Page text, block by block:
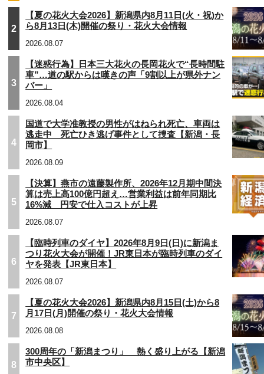
2
【夏の花火大会2026】新潟県内8月11日(火・祝)か
ら8月13日(木)開催の祭り・花火大会情報
2026.08.07
3
【迷惑行為】日本三大花火の長岡花火で“長時間駐
車”…道の駅からは嘆きの声「9割以上が県外ナン
バー」
2026.08.04
4
国道で大学准教授の男性がはねられ死亡、車両は
逃走中 死亡ひき逃げ事件として捜査【新潟・長
岡市】
2026.08.09
5
【決算】燕市の遠藤製作所、2026年12月期中間決
算は売上高100億円超え…営業利益は前年同期比
16%減 円安で仕入コストが上昇
2026.08.07
6
【臨時列車のダイヤ】2026年8月9日(日)に新潟ま
つり花火大会が開催！JR東日本が臨時列車のダイ
ヤを発表【JR東日本】
2026.08.07
7
【夏の花火大会2026】新潟県内8月15日(土)から8
月17日(月)開催の祭り・花火大会情報
2026.08.08
8
300周年の「新潟まつり」 熱く盛り上がる【新潟
市中央区】